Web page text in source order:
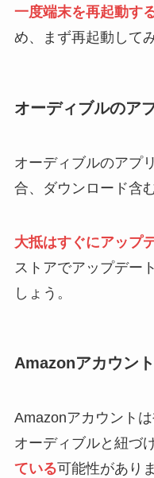
一度端末を再起動す
め、まず再起動して
オーディブルのア
オーディブルのアプ
合、ダウンロード含
大抵はすぐにアップ
ストアでアップデー
しょう。
Amazonアカウン
Amazonアカウント
オーディブルと紐づ
ている可能性がありま